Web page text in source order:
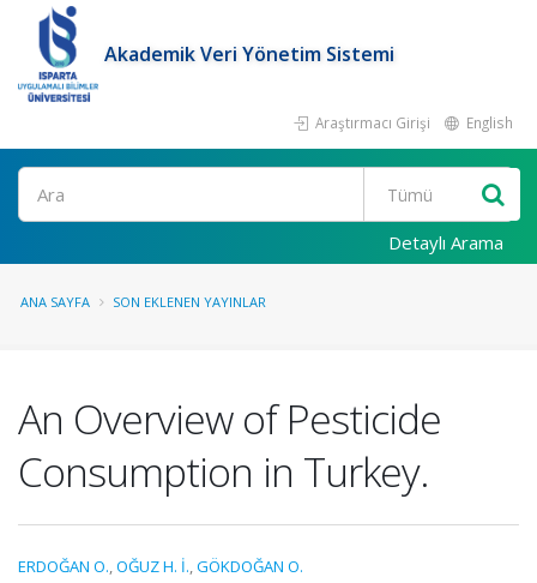
Akademik Veri Yönetim Sistemi
Araştırmacı Girişi English
Ara
Detaylı Arama
ANA SAYFA SON EKLENEN YAYINLAR
An Overview of Pesticide
Consumption in Turkey.
ERDOĞAN O.,OĞUZ H. İ.,GÖKDOĞAN O.